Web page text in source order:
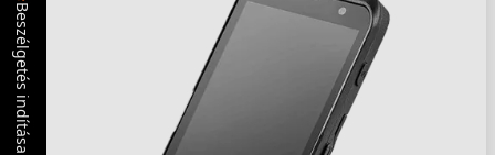
Beszélgetés indítása